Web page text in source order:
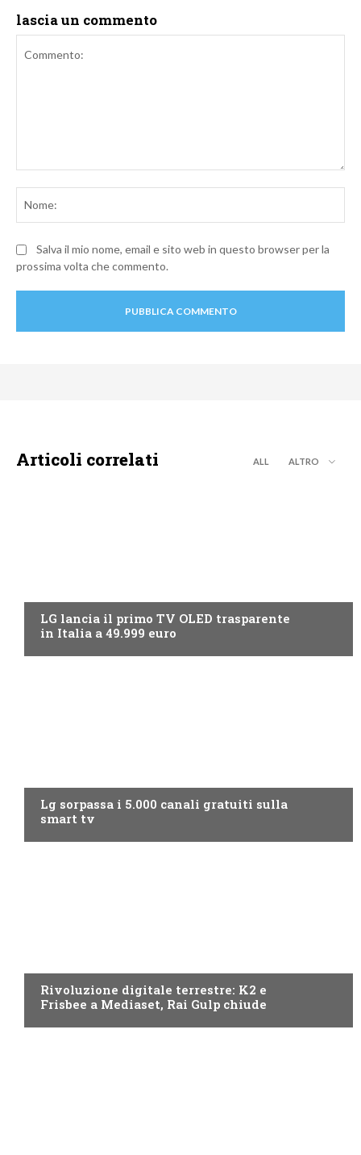
lascia un commento
Salva il mio nome, email e sito web in questo browser per la
prossima volta che commento.
Articoli correlati ALL ALTRO
LG lancia il primo TV OLED trasparente
in Italia a 49.999 euro
Lg sorpassa i 5.000 canali gratuiti sulla
smart tv
Rivoluzione digitale terrestre: K2 e
Frisbee a Mediaset, Rai Gulp chiude